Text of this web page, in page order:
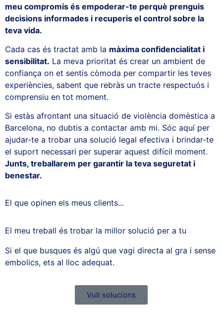
meu compromís és empoderar-te perquè prenguis
decisions informades i recuperis el control sobre la
teva vida.
Cada cas és tractat amb la màxima confidencialitat i
sensibilitat. La meva prioritat és crear un ambient de
confiança on et sentis còmoda per compartir les teves
experiències, sabent que rebràs un tracte respectuós i
comprensiu en tot moment.
Si estàs afrontant una situació de violència domèstica a
Barcelona, no dubtis a contactar amb mi. Sóc aquí per
ajudar-te a trobar una solució legal efectiva i brindar-te
el suport necessari per superar aquest difícil moment.
Junts, treballarem per garantir la teva seguretat i
benestar.
El que opinen els meus clients...
El meu treball és trobar la millor solució per a tu
Si el que busques és algú que vagi directa al gra i sense
embolics, ets al lloc adequat.
Vull solucions